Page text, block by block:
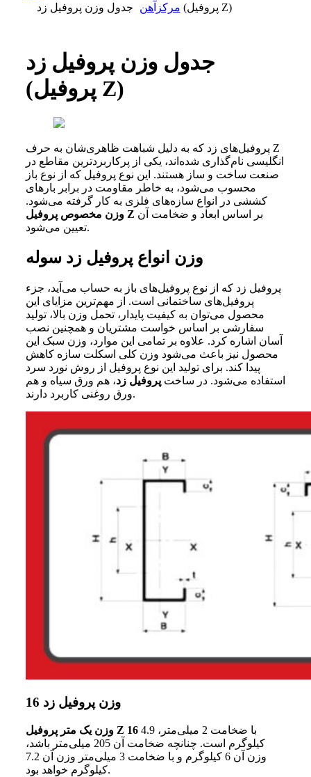
مرکزآهن
جدول وزن پروفیل زد (پروفیل Z)
جدول وزن پروفیل زد
(پروفیل Z)
پروفیل‌های زد که به دلیل شباهت ظاهری‌شان به حرف Z
انگلیسی نام‌گذاری شده‌اند، یکی از پرکاربردترین مقاطع در
صنعت ساخت و ساز هستند. این نوع پروفیل که از نوع باز
محسوب می‌شود، به خاطر مقاومت در برابر بارهای
کششی در انواع سازه‌های فلزی به کار گرفته می‌شود.
وزن مخصوص پروفیل Z
تعیین می‌شود.
وزن انواع پروفیل زد سوله
پروفیل زد که از نوع پروفیل‌های باز به حساب می‌آید، جزء
پروفیل‌های ساختمانی است. از مهم‌ترین مزایای این
محصول می‌توان به کیفیت پایدار، تحمل وزن بالا، تولید
سفارشی بر اساس خواست مشتریان و همچنین نصب
آسان اشاره کرد. علاوه بر تمامی این موارد، وزن سبک این
محصول نیز باعث می‌شود وزن کلی اسکلت سازه کاهش
پیدا کند. برای تولید این نوع پروفیل از روش نورد سرد
استفاده می‌شود. در ساختپروفیل زد، هم ورق سیاه و هم
ورق روغنی کاربرد دارند.
وزن پروفیل زد 16
وزن یک متر پروفیل Z 16با ضخامت 2 میلی‌متر، 4.9
کیلوگرم است. چنانچه ضخامت آن 205 میلی‌متر باشد،
وزن آن 6 کیلوگرم و با ضخامت 3 میلی‌متر وزن آن 7.2
کیلوگرم خواهد بود.